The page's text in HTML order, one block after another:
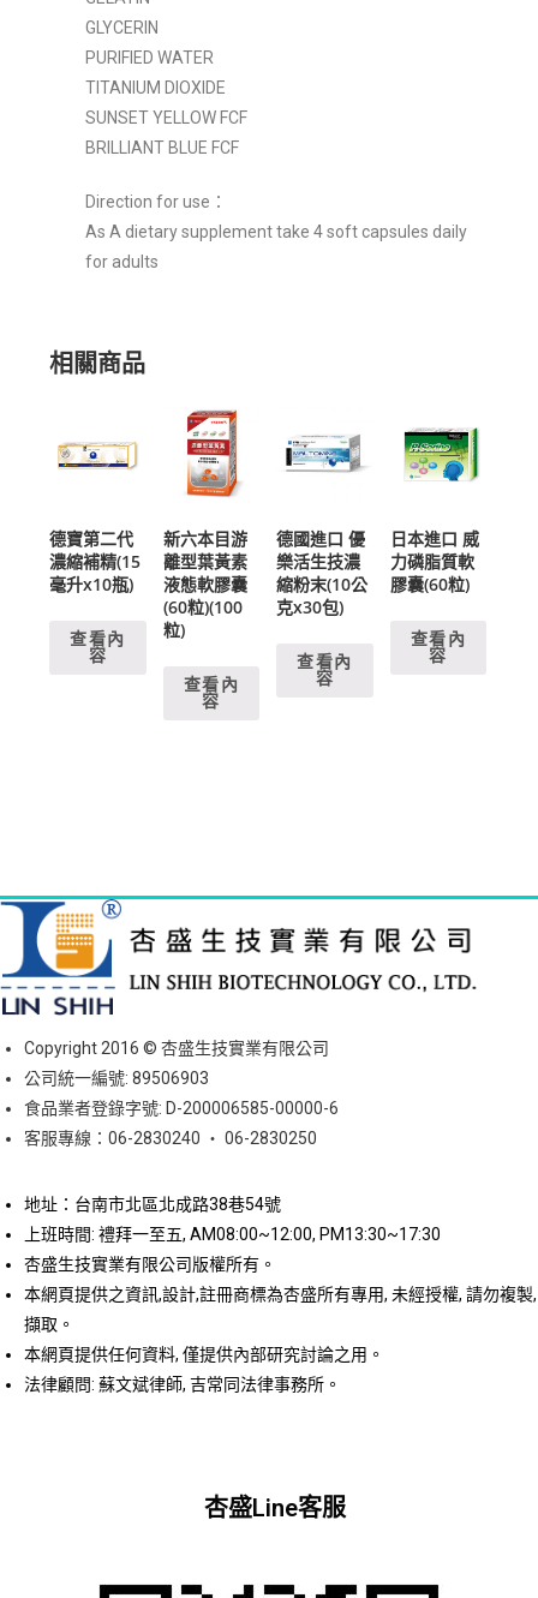
GLYCERIN
PURIFIED WATER
TITANIUM DIOXIDE
SUNSET YELLOW FCF
BRILLIANT BLUE FCF
Direction for use：
As A dietary supplement take 4 soft capsules daily
for adults
相關商品
德寶第二代
濃縮補精(15
毫升x10瓶)
查看內
容
新六本目游
離型葉黃素
液態軟膠囊
(60粒)(100
粒)
查看內
容
德國進口 優
樂活生技濃
縮粉末(10公
克x30包)
查看內
容
日本進口 威
力磷脂質軟
膠囊(60粒)
查看內
容
Copyright 2016 © 杏盛生技實業有限公司
公司統一編號: 89506903
食品業者登錄字號: D-200006585-00000-6
客服專線：06-2830240 ‧ 06-2830250
地址：台南市北區北成路38巷54號
上班時間: 禮拜一至五, AM08:00~12:00, PM13:30~17:30
杏盛生技實業有限公司版權所有。
本網頁提供之資訊,設計,註冊商標為杏盛所有專用, 未經授權, 請勿複製,
擷取。
本網頁提供任何資料, 僅提供內部研究討論之用。
法律顧問: 蘇文斌律師, 吉常同法律事務所。
杏盛Line客服